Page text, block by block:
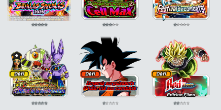
⭐⭐⭐⭐⭐ ⭐⭐⭐⭐⭐ ⭐⭐⭐⭐⭐
⭐⭐⭐⭐⭐ ⭐⭐⭐⭐⭐ ⭐⭐⭐⭐⭐